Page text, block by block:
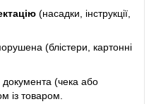
(насадки, інструкції,
(блістери, картонні
документа (чека або
із товаром.